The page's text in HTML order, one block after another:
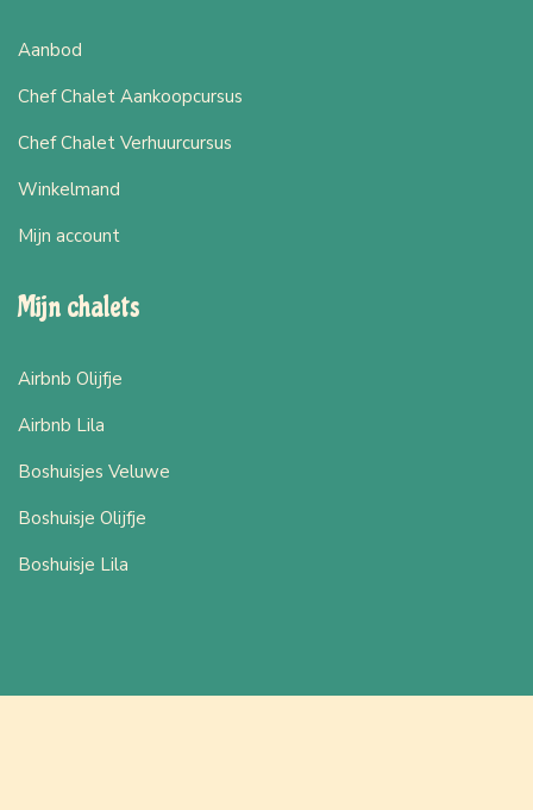
Aanbod
Chef Chalet Aankoopcursus
Chef Chalet Verhuurcursus
Winkelmand
Mijn account
Mijn chalets
Airbnb Olijfje
Airbnb Lila
Boshuisjes Veluwe
Boshuisje Olijfje
Boshuisje Lila